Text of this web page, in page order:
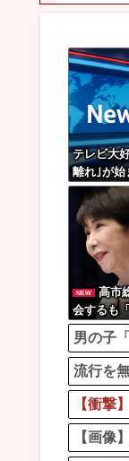
ジャン
会社「
【朗報
【悲報
テレビ大
離れ｣が
NEW
高市
会するも
めに会う
男の子
流行を
【衝撃
【画像